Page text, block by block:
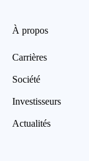
À propos
Carrières
Société
Investisseurs
Actualités